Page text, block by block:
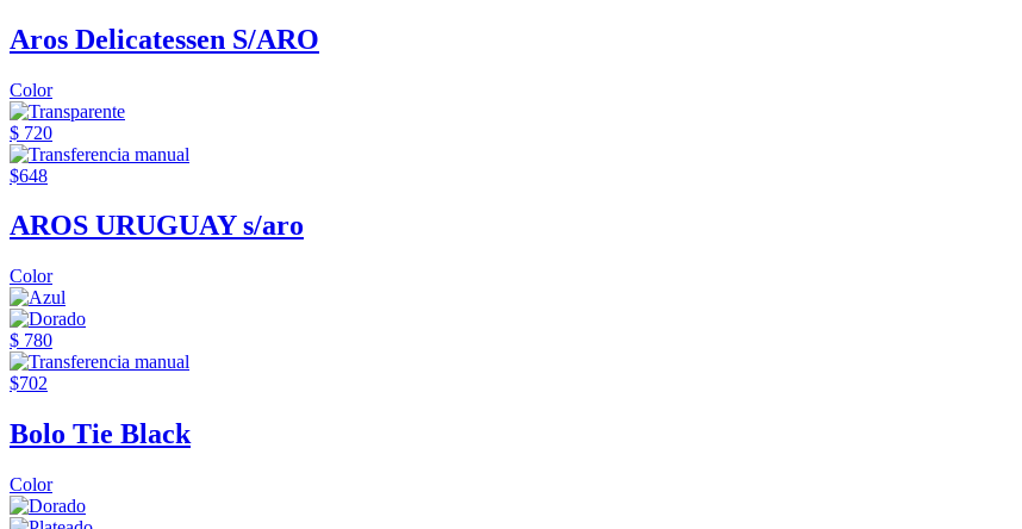
Aros Delicatessen S/ARO
Color
$ 720
$648
AROS URUGUAY s/aro
Color
$ 780
$702
Bolo Tie Black
Color